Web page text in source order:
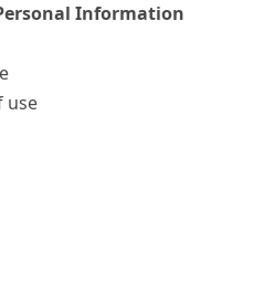
Information
use